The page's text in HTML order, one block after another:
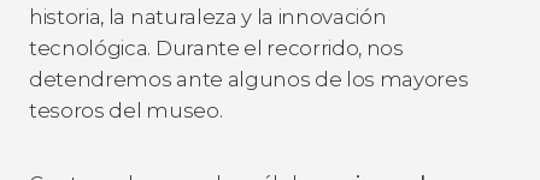
historia, la naturaleza y la innovación
tecnológica. Durante el recorrido, nos
detendremos ante algunos de los mayores
tesoros del museo.